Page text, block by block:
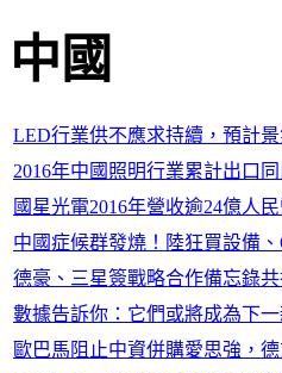
中國
LED行業供不應求持續，預計
2016年中國照明行業累計出口同
國星光電2016年營收逾24億人
中國症候群發燒！陸狂買設備
德豪、三星簽戰略合作備忘錄
數據告訴你：它們或將成為下
歐巴馬阻止中資併購愛思強，